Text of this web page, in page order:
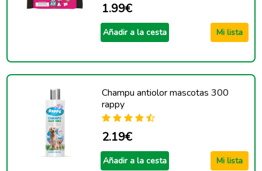
1.99€
Añadir a la cesta Mi lista
Champu antiolor mascotas 300
rappy
2.19€
Añadir a la cesta Mi lista